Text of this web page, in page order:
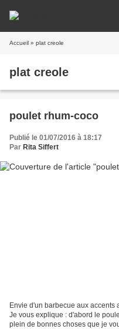
Accueil » plat creole
plat creole
poulet rhum-coco
Publié le 01/07/2016 à 18:17
Par Rita Siffert
Envie d'un barbecue aux accents
Je vous explique : d'abord le
plein de bonnes choses que je